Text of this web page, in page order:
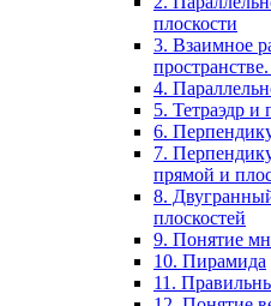
плоскости
3. Взаимное
4.
5. Тетраэдр и
6.
7.
прямой и
8.
плоскостей
9. Понятие
10. Пирамида
11.